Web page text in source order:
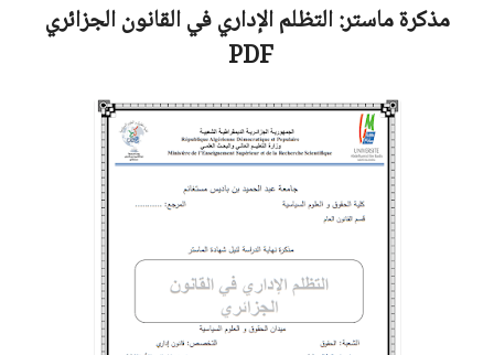
مذكرة ماستر:التظلم الإداري في القانون الجزائري
PDF